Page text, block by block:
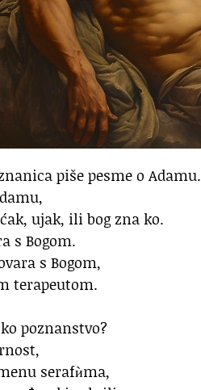
piše pesme o Adamu.
ujak, ili bog zna ko.
s Bogom.
s Bogom,
terapeutom.
poznanstvo?
serafѝma,